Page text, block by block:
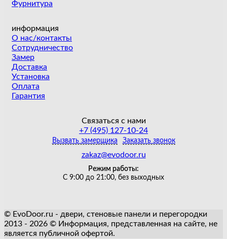
Фурнитура
информация
О нас/контакты
Сотрудничество
Замер
Доставка
Установка
Оплата
Гарантия
Связаться с нами
+7 (495) 127-10-24
Вызвать замерщика Заказать звонок
zakaz@evodoor.ru
Режим работы:
С 9:00 до 21:00, без выходных
© EvoDoor.ru - двери, стеновые панели и перегородки
2013 - 2026 © Информация, представленная на сайте, не
является публичной офертой.